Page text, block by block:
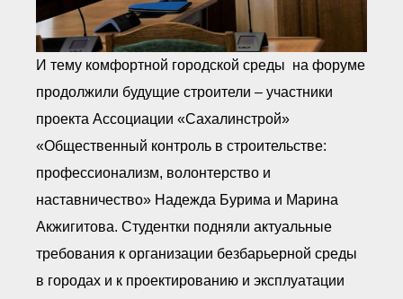
И тему комфортной городской среды на форуме
продолжили будущие строители – участники
проекта Ассоциации «Сахалинстрой»
«Общественный контроль в строительстве:
профессионализм, волонтерство и
наставничество» Надежда Бурима и Марина
Акжигитова. Студентки подняли актуальные
требования к организации безбарьерной среды
в городах и к проектированию и эксплуатации